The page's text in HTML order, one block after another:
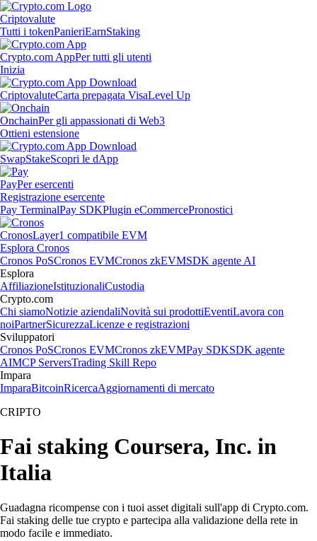
Criptovalute
Tutti i tokenPanieriEarnStaking
Crypto.com AppPer tutti gli utenti
Inizia
CriptovaluteCarta prepagata VisaLevel Up
OnchainPer gli appassionati di Web3
Ottieni estensione
SwapStakeScopri le dApp
PayPer esercenti
Registrazione esercente
Pay TerminalPay SDKPlugin eCommercePronostici
CronosLayer1 compatibile EVM
Esplora Cronos
Cronos PoSCronos EVMCronos zkEVMSDK agente AI
Esplora
AffiliazioneIstituzionaliCustodia
Crypto.com
Chi siamoNotizie aziendaliNovità sui prodottiEventiLavora con
noiPartnerSicurezzaLicenze e registrazioni
Sviluppatori
Cronos PoSCronos EVMCronos zkEVMPay SDKSDK agente
AIMCP ServersTrading Skill Repo
Impara
ImparaBitcoinRicercaAggiornamenti di mercato
CRIPTO
Fai staking Coursera, Inc. in
Italia
Guadagna ricompense con i tuoi asset digitali sull'app di Crypto.com.
Fai staking delle tue crypto e partecipa alla validazione della rete in
modo facile e immediato.